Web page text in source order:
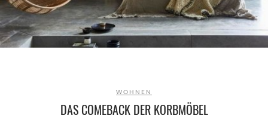
WOHNEN
DAS COMEBACK DER KORBMÖBEL